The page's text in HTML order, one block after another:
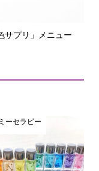
サプリ」メニュー
ーセラピー